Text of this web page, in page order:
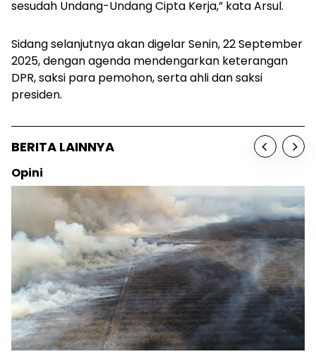
sesudah Undang-Undang Cipta Kerja,” kata Arsul.
Sidang selanjutnya akan digelar Senin, 22 September
2025, dengan agenda mendengarkan keterangan
DPR, saksi para pemohon, serta ahli dan saksi
presiden.
BERITA LAINNYA
Opini